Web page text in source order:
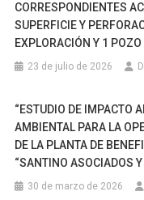
CORRESPONDIENTES
SUPERFICIE Y
EXPLORACIÓN Y 1
23 de julio de 2026
“ESTUDIO DE IMPACTO
AMBIENTAL PARA LA
DE LA PLANTA DE
“SANTINO ASOCIADOS
30 de marzo de 2026